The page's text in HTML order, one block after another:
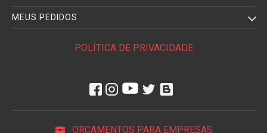
MEUS PEDIDOS
POLÍTICA DE PRIVACIDADE
ORÇAMENTOS PARA EMPRESAS